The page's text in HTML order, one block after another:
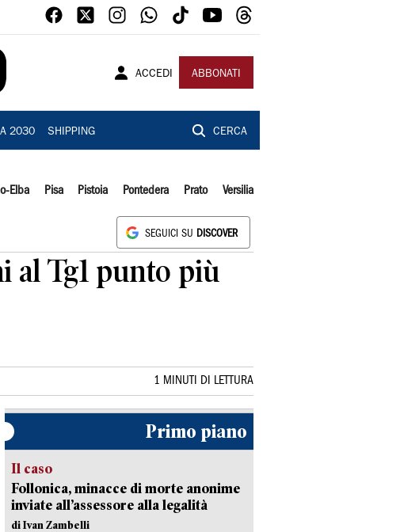
ACCEDI ABBONATI
2030 SHIPPING CERCA
Elba Pisa Pistoia Pontedera Prato Versilia
SEGUICI SU DISCOVER
al Tg1 punto più
1 MINUTI DI LETTURA
Primo piano
Il caso
Follonica, minacce di morte anonime
inviate all’assessore alla legalità
di Ivan Zambelli